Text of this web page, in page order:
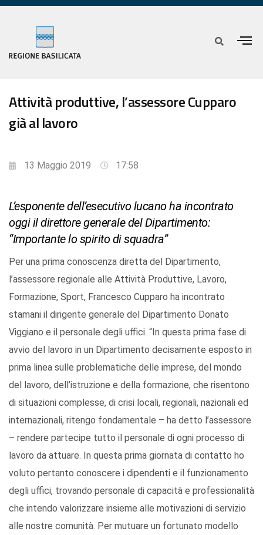
Attività produttive, l’assessore Cupparo
già al lavoro
13 Maggio 2019 17:58
L’esponente dell’esecutivo lucano ha incontrato
oggi il direttore generale del Dipartimento:
“Importante lo spirito di squadra”
Per una prima conoscenza diretta del Dipartimento,
l’assessore regionale alle Attività Produttive, Lavoro,
Formazione, Sport, Francesco Cupparo ha incontrato
stamani il dirigente generale del Dipartimento Donato
Viggiano e il personale degli uffici. “In questa prima fase di
avvio del lavoro in un Dipartimento decisamente esposto in
prima linea sulle problematiche delle imprese, del mondo
del lavoro, dell’istruzione e della formazione, che risentono
di situazioni complesse, di crisi locali, regionali, nazionali ed
internazionali, ritengo fondamentale – ha detto l’assessore
– rendere partecipe tutto il personale di ogni processo di
lavoro da attuare. In questa prima giornata di contatto ho
voluto pertanto conoscere i dipendenti e il funzionamento
degli uffici, trovando personale di capacità e professionalità
che intendo valorizzare insieme alle motivazioni di servizio
alle nostre comunità. Per mutuare un fortunato modello